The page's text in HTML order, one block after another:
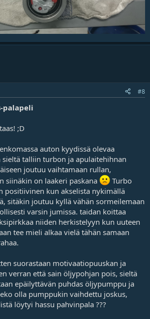
#8
palapeli
;D
auton kyydissä olevaa
sieltä talliin turbon ja apulaitehihnan
joutuu vaihtamaan rullan,
siinäkin on laakeri paskana
Turbo
positiivinen kun akselista nykimällä
sitäkin joutuu kyllä vähän sormeilemaan
varsin jumissa. taidan koittaa
niiden herkistelyyn kun uuteen
tee mieli alkaa vielä tähän samaan
suorastaan motivaatiopuuskan ja
verran että sain öljypohjan pois, sieltä
epäilyttävän puhdas öljypumppu ja
olla pumppukin vaihdettu joskus,
löytyi hassu pahvinpala ???